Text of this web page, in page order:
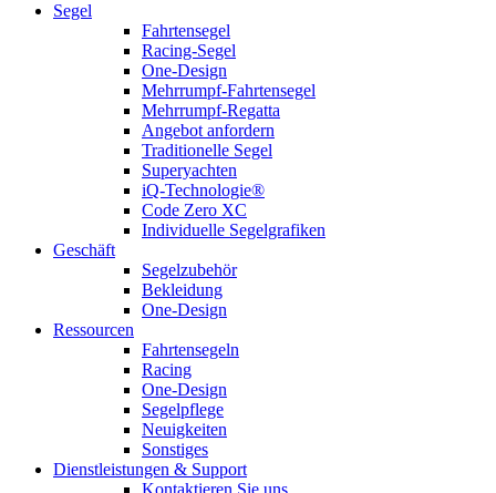
Segel
Fahrtensegel
Racing-Segel
One-Design
Mehrrumpf-Fahrtensegel
Mehrrumpf-Regatta
Angebot anfordern
Traditionelle Segel
Superyachten
iQ-Technologie®
Code Zero XC
Individuelle Segelgrafiken
Geschäft
Segelzubehör
Bekleidung
One-Design
Ressourcen
Fahrtensegeln
Racing
One-Design
Segelpflege
Neuigkeiten
Sonstiges
Dienstleistungen & Support
Kontaktieren Sie uns